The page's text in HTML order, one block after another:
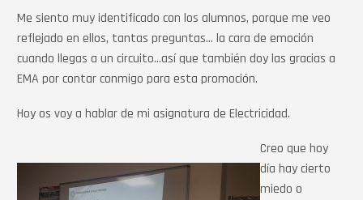
Me siento muy identificado con los alumnos, porque me veo
reflejado en ellos, tantas preguntas… la cara de emoción
cuando llegas a un circuito…así que también doy las gracias a
EMA por contar conmigo para esta promoción.
Hoy os voy a hablar de mi asignatura de Electricidad.
Creo que hoy
día hay cierto
miedo o